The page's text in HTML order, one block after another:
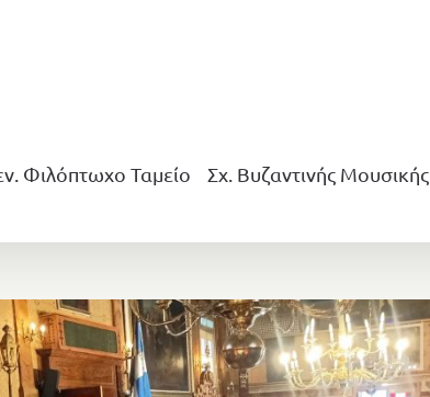
Φιλόπτωχο Ταμείο Σχ. Βυζαντινής Μουσικής